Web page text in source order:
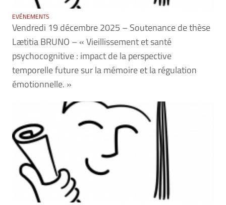
EVÉNEMENTS
Vendredi 19 décembre 2025 – Soutenance de thèse
Lætitia BRUNO – « Vieillissement et santé
psychocognitive : impact de la perspective
temporelle future sur la mémoire et la régulation
émotionnelle. »